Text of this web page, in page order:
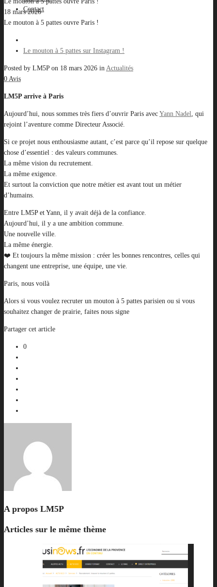
Contact
18 mars 2026
Le mouton à 5 pattes ouvre Paris !
Le mouton à 5 pattes sur Instagram !
Posted by LM5Pon 18 mars 2026 in Actualités
0 Avis
LM5P arrive à Paris
Aujourd’hui, nous sommes très fiers d’ouvrir Paris avec Yann Nadel, qui
rejoint l’aventure comme Directeur Associé.
Si ce projet nous enthousiasme autant, c’est parce qu’il repose sur quelque
chose d’essentiel : des valeurs communes.
La même vision du recrutement.
La même exigence.
Et surtout la conviction que notre métier est avant tout un métier
d’humains.
Entre LM5P et Yann, il y avait déjà de la confiance.
Aujourd’hui, il y a une ambition commune.
Une nouvelle ville.
La même énergie.
❤️ Et toujours la même mission : créer les bonnes rencontres, celles qui
changent une entreprise, une équipe, une vie.
Paris, nous voilà
Alors si vous voulez recruter un mouton à 5 pattes parisien ou si vous
souhaitez changer de prairie, faites nous signe
Partager cet article
0
A propos LM5P
Articles sur le même thème